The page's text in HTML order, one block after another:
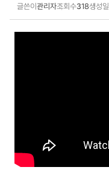
글쓴이 관리자조회수318생성일